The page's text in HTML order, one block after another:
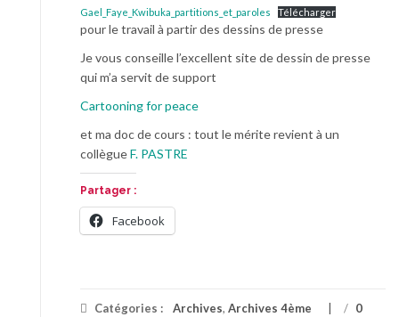
Gael_Faye_Kwibuka_partitions_et_paroles Télécharger
pour le travail à partir des dessins de presse
Je vous conseille l’excellent site de dessin de presse
qui m’a servit de support
Cartooning for peace
et ma doc de cours : tout le mérite revient à un
collègueF. PASTRE
Partager :
Facebook
Catégories : Archives, Archives 4ème / 0